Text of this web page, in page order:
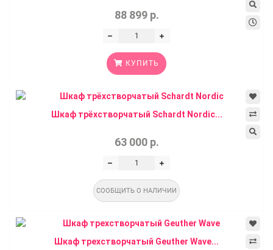
88 899 р.
КУПИТЬ
Шкаф трёхстворчатый Schardt Nordic...
63 000 р.
СООБЩИТЬ О НАЛИЧИИ
Шкаф трехстворчатый Geuther Wave...